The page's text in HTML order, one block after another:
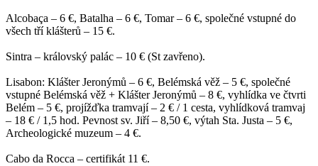
Alcobaça – 6 €, Batalha – 6 €, Tomar – 6 €, společné vstupné do
všech tří klášterů – 15 €.
Sintra – královský palác – 10 € (St zavřeno).
Lisabon: Klášter Jeronýmů – 6 €, Belémská věž – 5 €, společné
vstupné Belémská věž + Klášter Jeronýmů – 8 €, vyhlídka ve čtvrti
Belém – 5 €, projížďka tramvají – 2 € / 1 cesta, vyhlídková tramvaj
– 18 € / 1,5 hod. Pevnost sv. Jiří – 8,50 €, výtah Sta. Justa – 5 €,
Archeologické muzeum – 4 €.
Cabo da Rocca – certifikát 11 €.